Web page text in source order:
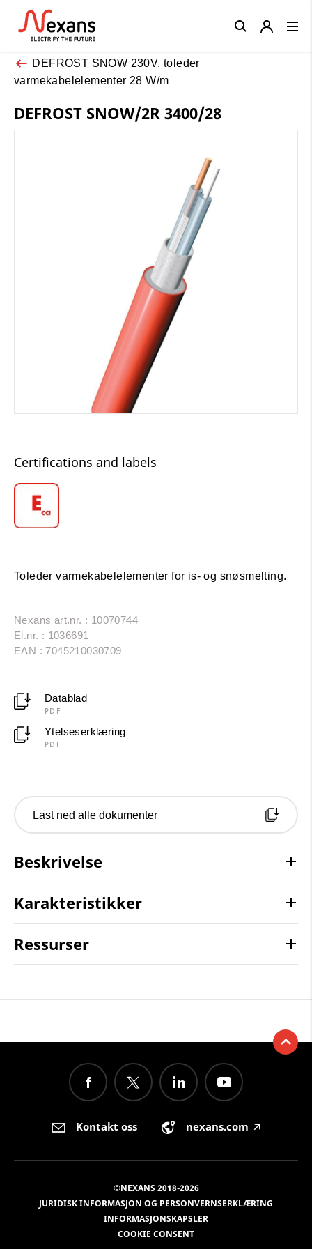
DEFROST SNOW 230V, toleder
varmekabelelementer 28 W/m
DEFROST SNOW/2R 3400/28
Certifications and labels
Toleder varmekabelelementer for is- og snøsmelting.
Nexans art.nr. : 10070744
El.nr. : 1036691
EAN : 7045210030709
Datablad
PDF
Ytelseserklæring
PDF
Last ned alle dokumenter
Beskrivelse
Karakteristikker
Ressurser
Close
Kontakt oss nexans.com 🡥
©NEXANS 2018-2026
JURIDISK INFORMASJON OG PERSONVERNSERKLÆRING
INFORMASJONSKAPSLER
COOKIE CONSENT